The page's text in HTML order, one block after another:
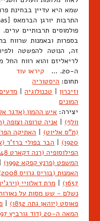
שמא היא עדיין בבחינת
פולמוסים תרבותיים ערים.
זה, הנוטה להפשטה
ה-20. …
קיראו עוד
תחום: היסטוריה
וזיכרון
טכנולוגיה
המונים
יצירה: איש ההמון (אדגר אלן פו
וולף)
אניה טרופה וצופה
(ת"ס אליוט)
האתיקה
1920)
הבר בפולי ברז'ר (אדואר
הפילוסופיה (רנה דקארט 1648)
המשפט (פרנץ קפקא 1992)
האמנות (בוריס גרויס 2008)
1637)
מרת דאלוויי
נשלם - שש מסות על נאורות
פאוסט (יוהאן גתה 1832)
המאה ה-20 (דוד גורביץ 1997)